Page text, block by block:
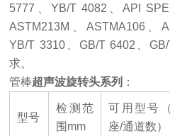
5777、YB/T 4082、API
ASTM213M、ASTMA106、
YB/T 3310、GB/T 6402、
求。
管棒超声波旋转头系列 ：
型号
检测范
围mm
可用型号
座/通道数）